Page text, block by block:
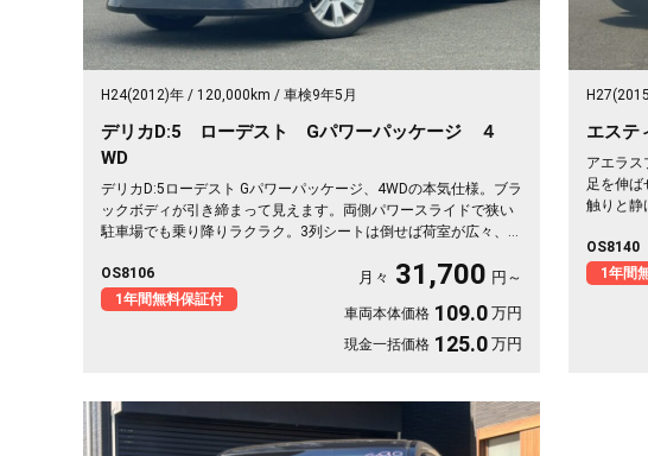
H24(2012)年 120,000km 車検9年5月
デリカD:5 ローデスト Gパワーパッケージ ４
WD
デリカD:5ローデスト Gパワーパッケージ、4WDの本気仕様。ブラ
ックボディが引き締まって見えます。両側パワースライドで狭い
駐車場でも乗り降りラクラク。3列シートは倒せば荷室が広々、キ
きな車体もスッと駐車OK。雪道もアウトドアも仲間との遠出も、
これ一台で頼れる相棒に🚗✨💺🙌。安心して長く乗れる《1年保証
付》です😊
OS8106
1年間無料保証付
月々 31,700 円～
車両本体価格 109.0 万円
現金一括価格 125.0 万円
エステ
アエラス
足を伸ば
触りと静
道も迷わ
ールの艶
選ぶなら
OS8140
1年間